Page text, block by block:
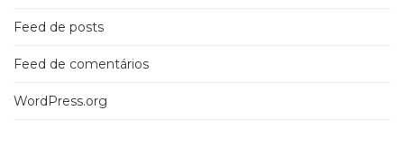
Feed de posts
Feed de comentários
WordPress.org